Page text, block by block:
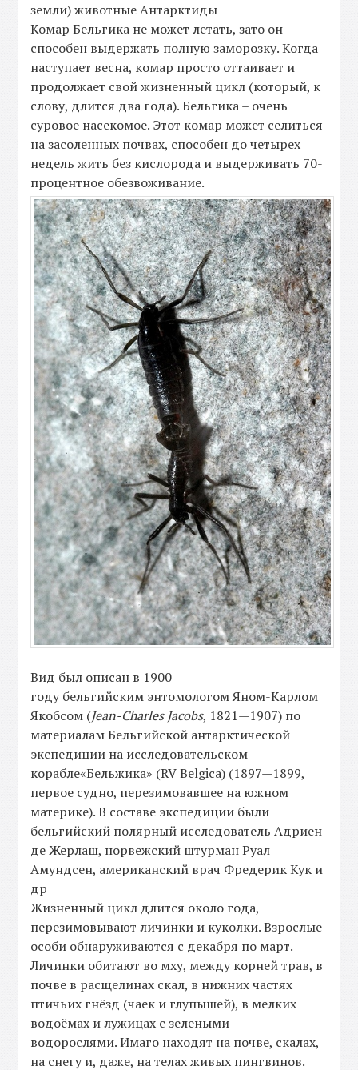
земли) животные Антарктиды
Комар Бельгика не может летать, зато он
способен выдержать полную заморозку. Когда
наступает весна, комар просто оттаивает и
продолжает свой жизненный цикл (который, к
слову, длится два года). Бельгика – очень
суровое насекомое. Этот комар может селиться
на засоленных почвах, способен до четырех
недель жить без кислорода и выдерживать 70-
процентное обезвоживание.
-
Вид был описан в 1900
году бельгийским энтомологом Яном-Карлом
Якобсом (Jean-Charles Jacobs, 1821—1907) по
материалам Бельгийской антарктической
экспедиции на исследовательском
корабле«Бельжика» (RV Belgica) (1897—1899,
первое судно, перезимовавшее на южном
материке). В составе экспедиции были
бельгийский полярный исследователь Адриен
де Жерлаш, норвежский штурман Руал
Амундсен, американский врач Фредерик Кук и
др
Жизненный цикл длится около года,
перезимовывают личинки и куколки. Взрослые
особи обнаруживаются с декабря по март.
Личинки обитают во мху, между корней трав, в
почве в расщелинах скал, в нижних частях
птичьих гнёзд (чаек и глупышей), в мелких
водоёмах и лужицах с зелеными
водорослями. Имаго находят на почве, скалах,
на снегу и, даже, на телах живых пингвинов.